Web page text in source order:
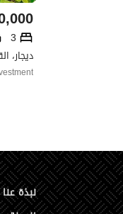
3
ديجار،
نبذة عنا